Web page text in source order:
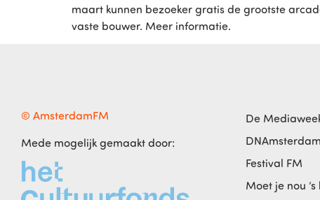
maart kunnen bezoeker gratis de grootste
vaste bouwer. Meer informatie.
© AmsterdamFM
Mede mogelijk gemaakt door:
De
DNAmsterdam
Festival FM
Moet je nou ‘s